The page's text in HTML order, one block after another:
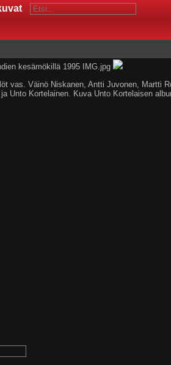
vas. Väinö Niskanen, Antti Juvonen, Martti
Unto Kortelainen. Kuva Unto Kortelaisen